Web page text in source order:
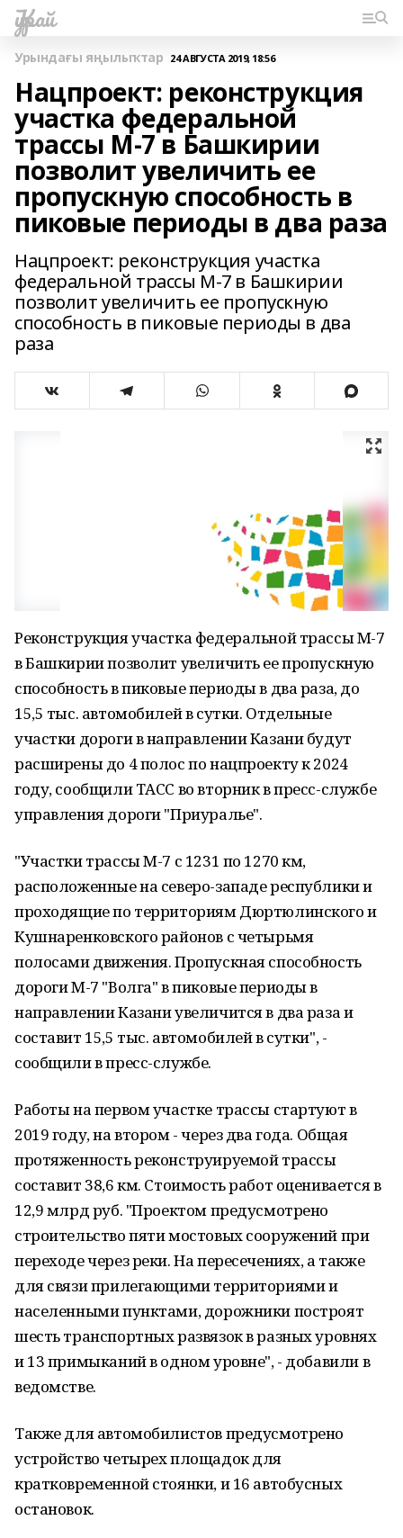
Ҡурай
Урындағы яңылыҡтар 24 АВГУСТА 2019, 18:56
Нацпроект: реконструкция
участка федеральной
трассы М-7 в Башкирии
позволит увеличить ее
пропускную способность в
пиковые периоды в два раза
Нацпроект: реконструкция участка
федеральной трассы М-7 в Башкирии
позволит увеличить ее пропускную
способность в пиковые периоды в два
раза
Реконструкция участка федеральной трассы М-7
в Башкирии позволит увеличить ее пропускную
способность в пиковые периоды в два раза, до
15,5 тыс. автомобилей в сутки. Отдельные
участки дороги в направлении Казани будут
расширены до 4 полос по нацпроекту к 2024
году, сообщили ТАСС во вторник в пресс-службе
управления дороги "Приуралье".
"Участки трассы М-7 с 1231 по 1270 км,
расположенные на северо-западе республики и
проходящие по территориям Дюртюлинского и
Кушнаренковского районов с четырьмя
полосами движения. Пропускная способность
дороги М-7 "Волга" в пиковые периоды в
направлении Казани увеличится в два раза и
составит 15,5 тыс. автомобилей в сутки", -
сообщили в пресс-службе.
Работы на первом участке трассы стартуют в
2019 году, на втором - через два года. Общая
протяженность реконструируемой трассы
составит 38,6 км. Стоимость работ оценивается в
12,9 млрд руб. "Проектом предусмотрено
строительство пяти мостовых сооружений при
переходе через реки. На пересечениях, а также
для связи прилегающими территориями и
населенными пунктами, дорожники построят
шесть транспортных развязок в разных уровнях
и 13 примыканий в одном уровне", - добавили в
ведомстве.
Также для автомобилистов предусмотрено
устройство четырех площадок для
кратковременной стоянки, и 16 автобусных
остановок.